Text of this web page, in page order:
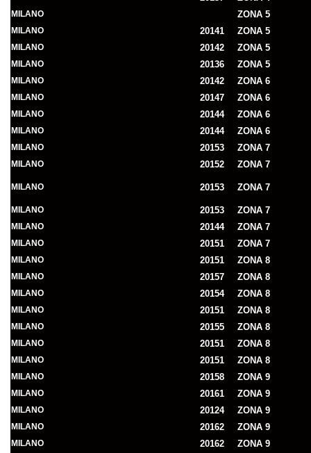
MILANO ZONA 5
MILANO 20141 ZONA 5
MILANO 20142 ZONA 5
MILANO 20136 ZONA 5
MILANO 20142 ZONA 6
MILANO 20147 ZONA 6
MILANO 20144 ZONA 6
MILANO 20144 ZONA 6
MILANO 20153 ZONA 7
MILANO 20152 ZONA 7
MILANO 20153 ZONA 7
MILANO 20153 ZONA 7
MILANO 20144 ZONA 7
MILANO 20151 ZONA 7
MILANO 20151 ZONA 8
MILANO 20157 ZONA 8
MILANO 20154 ZONA 8
MILANO 20151 ZONA 8
MILANO 20155 ZONA 8
MILANO 20151 ZONA 8
MILANO 20151 ZONA 8
MILANO 20158 ZONA 9
MILANO 20161 ZONA 9
MILANO 20124 ZONA 9
MILANO 20162 ZONA 9
MILANO 20162 ZONA 9